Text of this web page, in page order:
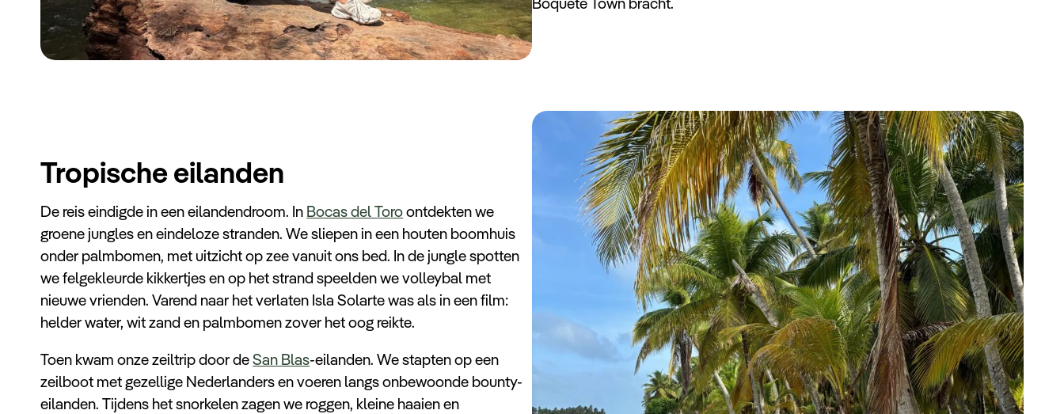
Tropische eilanden
De reis eindigde in een eilandendroom. In Bocas del Toroontdekten we
groene jungles en eindeloze stranden. We sliepen in een houten boomhuis
onder palmbomen, met uitzicht op zee vanuit ons bed. In de jungle spotten
we felgekleurde kikkertjes en op het strand speelden we volleybal met
nieuwe vrienden. Varend naar het verlaten Isla Solarte was als in een film:
helder water, wit zand en palmbomen zover het oog reikte.
Toen kwam onze zeiltrip door deSan Blas-eilanden. We stapten op een
zeilboot met gezellige Nederlanders en voeren langs onbewoonde bounty-
eilanden. Tijdens het snorkelen zagen we roggen, kleine haaien en